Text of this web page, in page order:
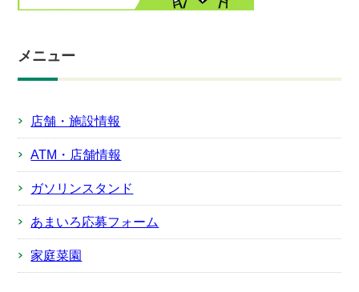
メニュー
店舗・施設情報
ATM・店舗情報
ガソリンスタンド
あまいろ応募フォーム
家庭菜園